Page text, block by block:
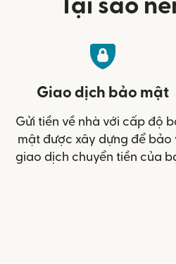
Tại sao
Giao dịch bảo mật
Gửi tiền về nhà với cấp độ
mật được xây dựng để bảo
giao dịch chuyển tiền của